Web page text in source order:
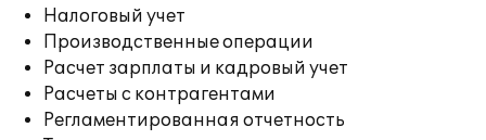
Налоговый учет
Производственные операции
Расчет зарплаты и кадровый учет
Расчеты с контрагентами
Регламентированная отчетность